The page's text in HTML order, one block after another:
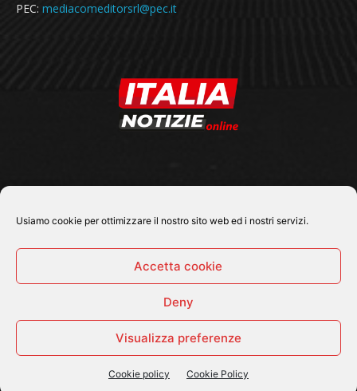
Usiamo cookie per ottimizzare il nostro sito web ed i nostri servizi.
Accetta cookie
Deny
Visualizza preferenze
Cookie policy Cookie Policy
PEC: mediacomeditorsrl@pec.it
© 2026 Tutti i diritti riservati - Italia Notizie .online |
Cronaca Economia
Cultura e Spettacoli ItaliaNotizie Tv